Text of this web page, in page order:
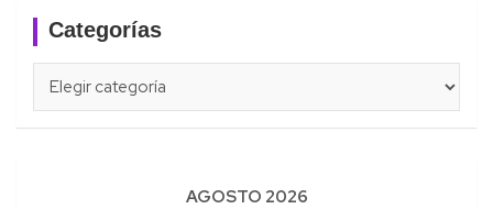
Categorías
AGOSTO 2026